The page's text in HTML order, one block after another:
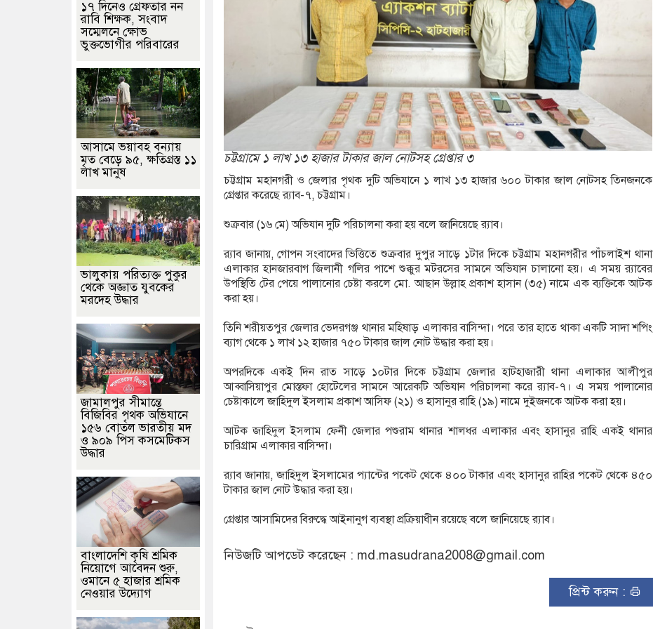
চট্টগ্রামে ১ লাখ ১৩ হাজার টাকার জাল নোটসহ গ্রেপ্তার ৩
চট্টগ্রাম মহানগরী ও জেলার পৃথক দুটি অভিযানে ১ লাখ ১৩ হাজার ৬০০ টাকার জাল নোটসহ তিনজনকে
গ্রেপ্তার করেছে র‌্যাব-৭, চট্টগ্রাম।
শুক্রবার (১৬ মে) অভিযান দুটি পরিচালনা করা হয় বলে জানিয়েছে র‌্যাব।
র‌্যাব জানায়, গোপন সংবাদের ভিত্তিতে শুক্রবার দুপুর সাড়ে ১টার দিকে চট্টগ্রাম মহানগরীর পাঁচলাইশ থানা
এলাকার হানজারবাগ জিলানী গলির পাশে শুক্কুর মটরসের সামনে অভিযান চালানো হয়। এ সময় র‌্যাবের
উপস্থিতি টের পেয়ে পালানোর চেষ্টা করলে মো. আছান উল্লাহ প্রকাশ হাসান (৩৫) নামে এক ব্যক্তিকে আটক
করা হয়।
তিনি শরীয়তপুর জেলার ভেদরগঞ্জ থানার মহিষাড় এলাকার বাসিন্দা। পরে তার হাতে থাকা একটি সাদা শপিং
ব্যাগ থেকে ১ লাখ ১২ হাজার ৭৫০ টাকার জাল নোট উদ্ধার করা হয়।
অপরদিকে একই দিন রাত সাড়ে ১০টার দিকে চট্টগ্রাম জেলার হাটহাজারী থানা এলাকার আলীপুর
আব্বাসিয়াপুর মোস্তফা হোটেলের সামনে আরেকটি অভিযান পরিচালনা করে র‌্যাব-৭। এ সময় পালানোর
চেষ্টাকালে জাহিদুল ইসলাম প্রকাশ আসিফ (২১) ও হাসানুর রাহি (১৯) নামে দুইজনকে আটক করা হয়।
আটক জাহিদুল ইসলাম ফেনী জেলার পশুরাম থানার শালধর এলাকার এবং হাসানুর রাহি একই থানার
চারিগ্রাম এলাকার বাসিন্দা।
র‌্যাব জানায়, জাহিদুল ইসলামের প্যান্টের পকেট থেকে ৪০০ টাকার এবং হাসানুর রাহির পকেট থেকে ৪৫০
টাকার জাল নোট উদ্ধার করা হয়।
গ্রেপ্তার আসামিদের বিরুদ্ধে আইনানুগ ব্যবস্থা প্রক্রিয়াধীন রয়েছে বলে জানিয়েছে র‌্যাব।
নিউজটি আপডেট করেছেন : md.masudrana2008@gmail.com
প্রিন্ট করুন :
১৭ দিনেও গ্রেফতার নন
রাবি শিক্ষক, সংবাদ
সম্মেলনে ক্ষোভ
ভুক্তভোগীর পরিবারের
আসামে ভয়াবহ বন্যায়
মৃত বেড়ে ৯৫, ক্ষতিগ্রস্ত ১১
লাখ মানুষ
ভালুকায় পরিত্যক্ত পুকুর
থেকে অজ্ঞাত যুবকের
মরদেহ উদ্ধার
জামালপুর সীমান্তে
বিজিবির পৃথক অভিযানে
১৫৬ বোতল ভারতীয় মদ
ও ৯০৯ পিস কসমেটিকস
উদ্ধার
বাংলাদেশি কৃষি শ্রমিক
নিয়োগে আবেদন শুরু,
ওমানে ৫ হাজার শ্রমিক
নেওয়ার উদ্যোগ